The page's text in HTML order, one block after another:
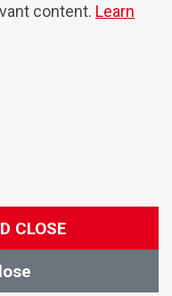
content. Learn
CLOSE